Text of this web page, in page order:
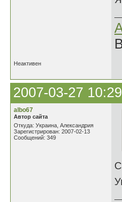
Неактивен
2007-03-27
albo67
Автор сайта
Откуда: Украина, Александрия
Зарегистрирован: 2007-02-13
Сообщений: 349